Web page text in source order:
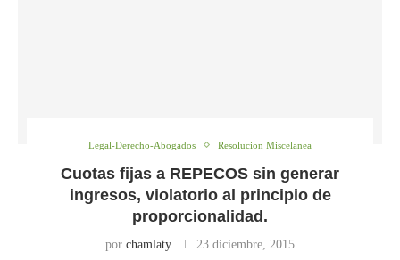
Legal-Derecho-Abogados Resolucion Miscelanea
Cuotas fijas a REPECOS sin generar
ingresos, violatorio al principio de
proporcionalidad.
por chamlaty 23 diciembre, 2015